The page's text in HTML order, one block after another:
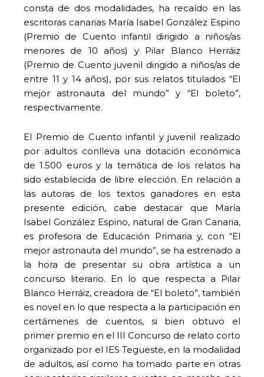
consta de dos modalidades, ha recaído en las
escritoras canarias María Isabel González Espino
(Premio de Cuento infantil dirigido a niños/as
menores de 10 años) y Pilar Blanco Herráiz
(Premio de Cuento juvenil dirigido a niños/as de
entre 11 y 14 años), por sus relatos titulados “El
mejor astronauta del mundo” y “El boleto”,
respectivamente.
El Premio de Cuento infantil y juvenil realizado
por adultos conlleva una dotación económica
de 1.500 euros y la temática de los relatos ha
sido establecida de libre elección. En relación a
las autoras de los textos ganadores en esta
presente edición, cabe destacar que María
Isabel González Espino, natural de Gran Canaria,
es profesora de Educación Primaria y, con “El
mejor astronauta del mundo”, se ha estrenado a
la hora de presentar su obra artística a un
concurso literario. En lo que respecta a Pilar
Blanco Herráiz, creadora de “El boleto”, también
es novel en lo que respecta a la participación en
certámenes de cuentos, si bien obtuvo el
primer premio en el III Concurso de relato corto
organizado por el IES Tegueste, en la modalidad
de adultos, así como ha tomado parte en otras